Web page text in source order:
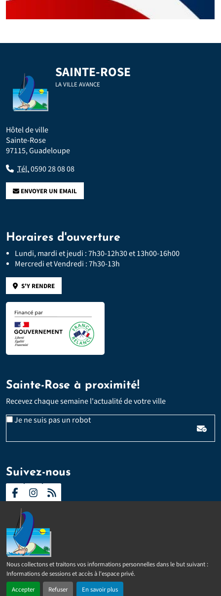
Nous collectons et traitons vos informations personnelles dans le but suivant :
Informations de sessions et accès à l'espace privé.
Accepter Refuser En savoir plus
SAINTE-ROSE
LA VILLE AVANCE
Hôtel de ville
Sainte-Rose
97115, Guadeloupe
Tél.0590 28 08 08
ENVOYER UN EMAIL
Horaires d'ouverture
Lundi, mardi et jeudi : 7h30-12h30 et 13h00-16h00
Mercredi et Vendredi : 7h30-13h
S'Y RENDRE
Sainte-Rose à proximité!
Recevez chaque semaine l'actualité de votre ville
Je ne suis pas un robotVeuillez laisser ce champ vide :
Email
Suivez-nous
Contact
2024 –2026 © Sainte-Rose Tous droits réservés
légales
Politique de confidentialité
Réalisé parIPEOS I-Solutions